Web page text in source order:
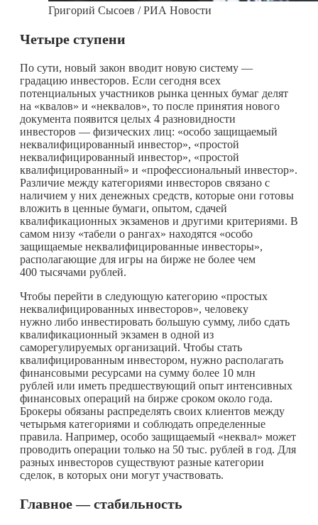
Григорий Сысоев / РИА Новости
Четыре ступени
По сути, новый закон вводит новую систему —
градацию инвесторов. Если сегодня всех
потенциальных участников рынка ценных бумаг делят
на «квалов» и «неквалов», то после принятия нового
документа появится целых 4 разновидности
инвесторов — физических лиц: «особо защищаемый
неквалифицированный инвестор», «простой
неквалифицированный инвестор», «простой
квалифицированный» и «профессиональный инвестор».
Различие между категориями инвесторов связано с
наличием у них денежных средств, которые они готовы
вложить в ценные бумаги, опытом, сдачей
квалификационных экзаменов и другими критериями. В
самом низу «табели о рангах» находятся «особо
защищаемые неквалифицированные инвесторы»,
располагающие для игры на бирже не более чем
400 тысячами рублей.
Чтобы перейти в следующую категорию «простых
неквалифицированных инвесторов», человеку
нужно либо инвестировать большую сумму, либо сдать
квалификационный экзамен в одной из
саморегулируемых организаций. Чтобы стать
квалифицированным инвестором, нужно располагать
финансовыми ресурсами на сумму более 10 млн
рублей или иметь предшествующий опыт интенсивных
финансовых операций на бирже сроком около года.
Брокеры обязаны распределять своих клиентов между
четырьмя категориями и соблюдать определенные
правила. Например, особо защищаемый «неквал» может
проводить операции только на 50 тыс. рублей в год. Для
разных инвесторов существуют разные категории
сделок, в которых они могут участвовать.
Главное — стабильность